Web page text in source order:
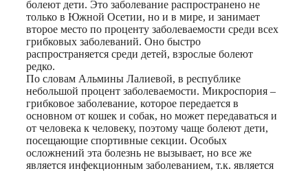
болеют дети. Это заболевание распространено не
только в Южной Осетии, но и в мире, и занимает
второе место по проценту заболеваемости среди всех
грибковых заболеваний. Оно быстро
распространяется среди детей, взрослые болеют
редко.
По словам Альмины Лалиевой, в республике
небольшой процент заболеваемости. Микроспория –
грибковое заболевание, которое передается в
основном от кошек и собак, но может передаваться и
от человека к человеку, поэтому чаще болеют дети,
посещающие спортивные секции. Особых
осложнений эта болезнь не вызывает, но все же
является инфекционным заболеванием, т.к. является